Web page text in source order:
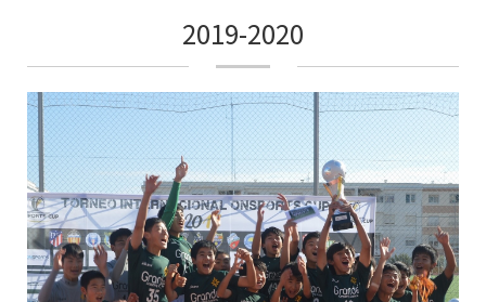
2019-2020